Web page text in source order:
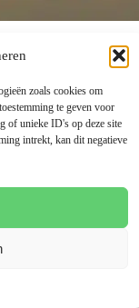
zoals cookies om
te geven voor
of unieke ID's op deze site
intrekt, kan dit negatieve
out
Privé,Meer dan
ben ik in gesprek met